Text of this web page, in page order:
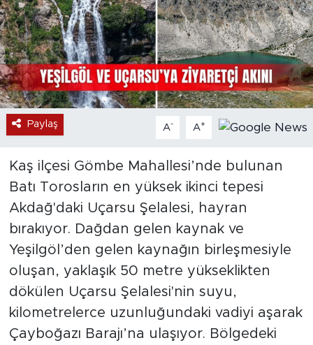
Paylaş A- A+
Kaş ilçesi Gömbe Mahallesi’nde bulunan
Batı Torosların en yüksek ikinci tepesi
Akdağ'daki Uçarsu Şelalesi, hayran
bırakıyor. Dağdan gelen kaynak ve
Yeşilgöl’den gelen kaynağın birleşmesiyle
oluşan, yaklaşık 50 metre yükseklikten
dökülen Uçarsu Şelalesi'nin suyu,
kilometrelerce uzunluğundaki vadiyi aşarak
Çayboğazı Barajı’na ulaşıyor. Bölgedeki